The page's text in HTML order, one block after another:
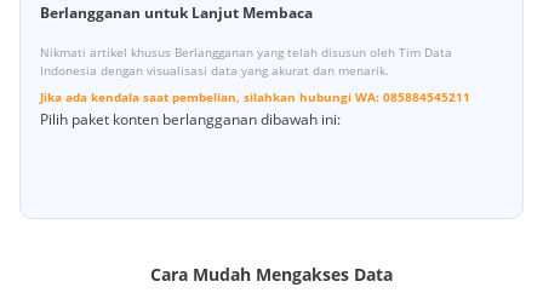
Berlangganan untuk Lanjut Membaca
Nikmati artikel khusus Berlangganan yang telah disusun oleh Tim Data
Indonesia dengan visualisasi data yang akurat dan menarik.
Jika ada kendala saat pembelian, silahkan hubungi WA: 085884545211
Pilih paket konten berlangganan dibawah ini:
Cara Mudah Mengakses Data